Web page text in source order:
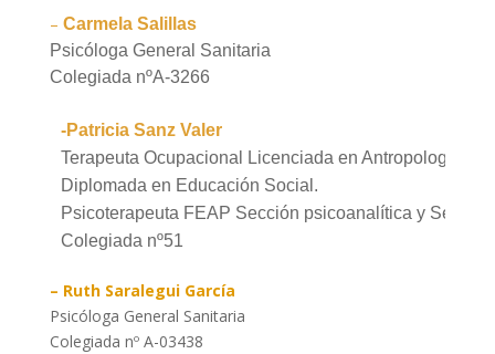
– Carmela Salillas
Psicóloga General Sanitaria
Colegiada nºA-3266
-Patricia Sanz Valer
Terapeuta Ocupacional
Licenciada en Antropología
Diplomada en Educación Social.
Psicoterapeuta FEAP Sección psicoanalítica y
Colegiada nº51
– Ruth Saralegui García
Psicóloga General Sanitaria
Colegiada nº A-03438